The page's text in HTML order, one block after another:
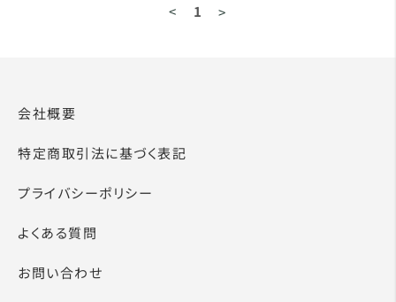
< 1 >
会社概要
特定商取引法に基づく表記
プライバシーポリシー
よくある質問
お問い合わせ